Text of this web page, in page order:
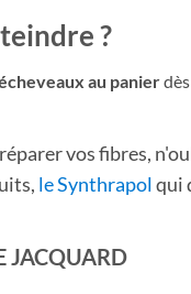
?
au panier
vos fibres,
le Synthrapolqui
JACQUARD